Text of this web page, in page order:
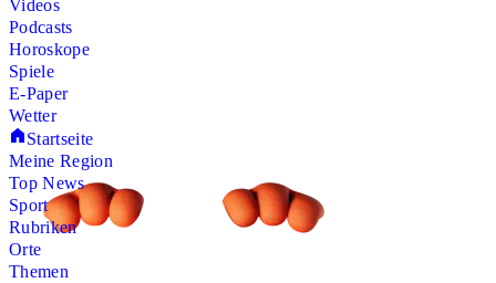
Videos
Podcasts
Horoskope
Spiele
E-Paper
Wetter
Startseite
Meine Region
Top News
Sport
Rubriken
Orte
Themen